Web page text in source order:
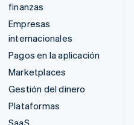
finanzas
Empresas
internacionales
Pagos en la aplicación
Marketplaces
Gestión del dinero
Plataformas